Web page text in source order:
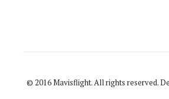
© 2016 Mavisflight. All rights reserved.